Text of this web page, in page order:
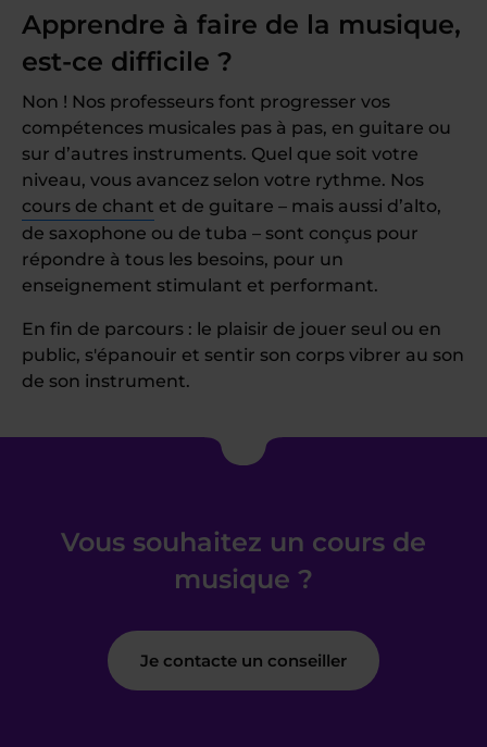
Apprendre à faire de la musique,
est-ce difficile ?
Non ! Nos professeurs font progresser vos
compétences musicales pas à pas, en guitare ou
sur d’autres instruments. Quel que soit votre
niveau, vous avancez selon votre rythme. Nos
cours de chant et de guitare – mais aussi d’alto,
de saxophone ou de tuba – sont conçus pour
répondre à tous les besoins, pour un
enseignement stimulant et performant.
En fin de parcours : le plaisir de jouer seul ou en
public, s'épanouir et sentir son corps vibrer au son
de son instrument.
Vous souhaitez un cours de
musique ?
Je contacte un conseiller